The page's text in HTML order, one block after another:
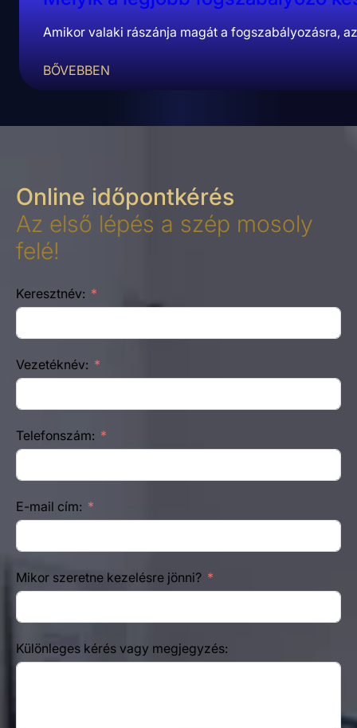
Amikor valaki rászánja magát a fogszabályozásra,
BŐVEBBEN
Online időpontkérés
Az első lépés a szép mosoly
felé!
Keresztnév:
Vezetéknév:
Telefonszám:
E-mail cím:
Mikor szeretne kezelésre jönni?
Különleges kérés vagy megjegyzés: